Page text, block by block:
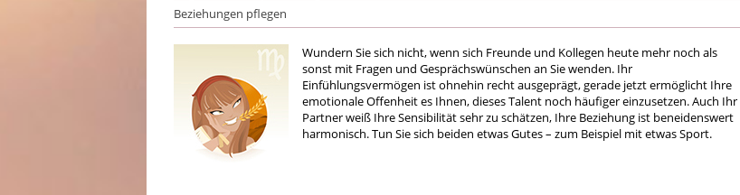
Beziehungen pflegen
Wundern Sie sich nicht, wenn sich Freunde und Kollegen heute mehr noch als
sonst mit Fragen und Gesprächswünschen an Sie wenden. Ihr
Einfühlungsvermögen ist ohnehin recht ausgeprägt, gerade jetzt ermöglicht Ihre
emotionale Offenheit es Ihnen, dieses Talent noch häufiger einzusetzen. Auch Ihr
Partner weiß Ihre Sensibilität sehr zu schätzen, Ihre Beziehung ist beneidenswert
harmonisch. Tun Sie sich beiden etwas Gutes – zum Beispiel mit etwas Sport.